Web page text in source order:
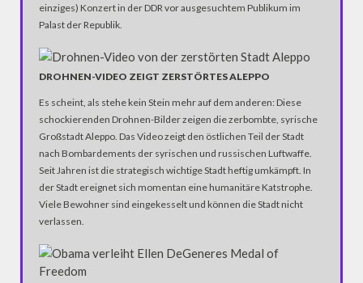
einziges) Konzert in der DDR vor ausgesuchtem Publikum im
Palast der Republik.
DROHNEN-VIDEO ZEIGT ZERSTÖRTES ALEPPO
Es scheint, als stehe kein Stein mehr auf dem anderen: Diese
schockierenden Drohnen-Bilder zeigen die zerbombte, syrische
Großstadt Aleppo. Das Video zeigt den östlichen Teil der Stadt
nach Bombardements der syrischen und russischen Luftwaffe.
Seit Jahren ist die strategisch wichtige Stadt heftig umkämpft. In
der Stadt ereignet sich momentan eine humanitäre Katstrophe.
Viele Bewohner sind eingekesselt und können die Stadt nicht
verlassen.